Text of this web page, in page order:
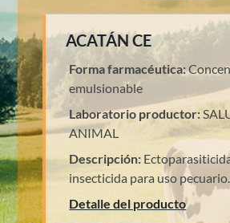
ACATÁN CE
Forma farmacéutica:
emulsionable
Laboratorio productor:
ANIMAL
Descripción:
insecticida para uso pecuario.
Detalle del producto